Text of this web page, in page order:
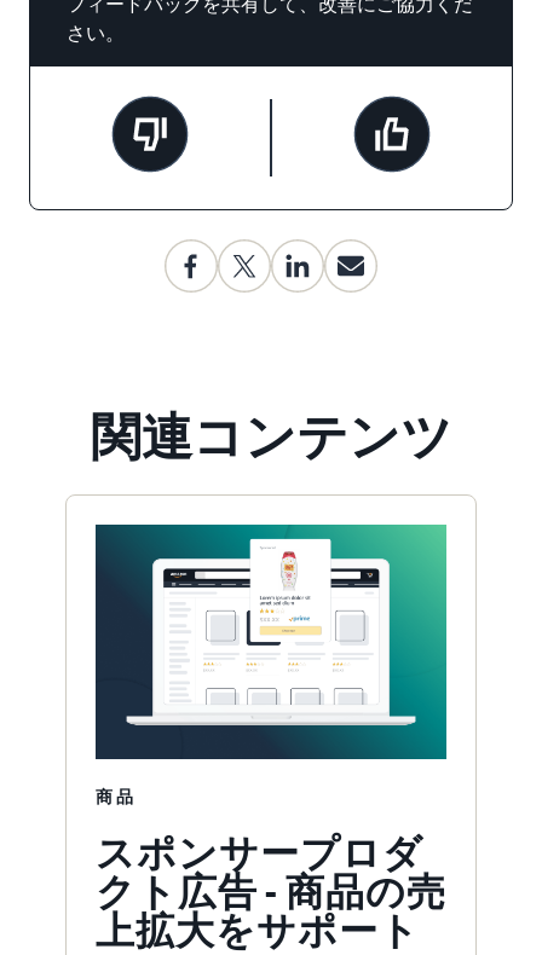
さい。
関連コンテンツ
商品
スポンサープロダ
クト広告 - 商品の売
上拡大をサポート